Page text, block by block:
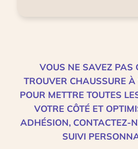
VOUS NE SAVEZ PAS
TROUVER CHAUSSURE À
POUR METTRE TOUTES
VOTRE CÔTÉ ET
ADHÉSION, CONTACTEZ-
SUIVI